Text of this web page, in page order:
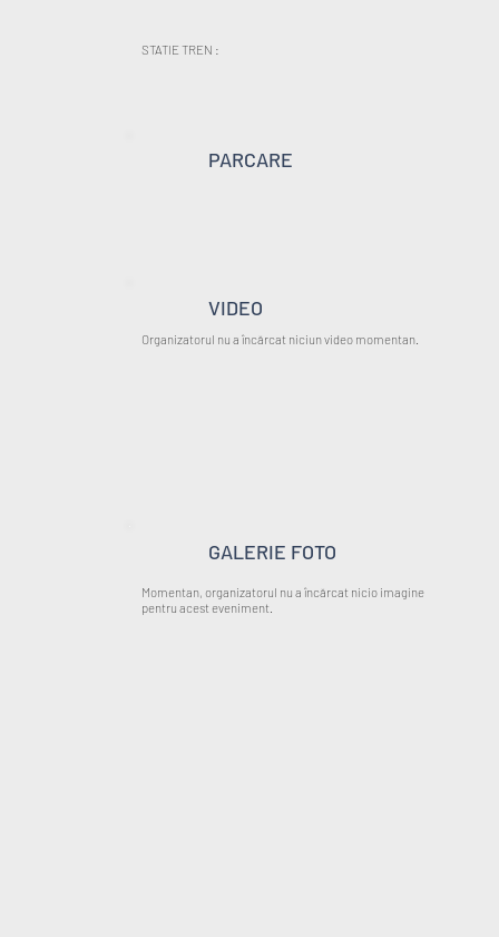
STATIE TREN :
PARCARE
VIDEO
Organizatorul nu a încărcat niciun video momentan.
GALERIE FOTO
Momentan, organizatorul nu a încărcat nicio imagine
pentru acest eveniment.